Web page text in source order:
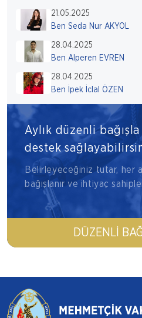
21.05.2025
Ben Seda Nur AKYOL
28.04.2025
Ben Alperen EVREN
28.04.2025
Ben İpek İclal ÖZEN
Aylık düzenli bağışla
destek
Belirleyeceğiniz tutar, her
bağışlanır ve ihtiyaç
DÜZENLI